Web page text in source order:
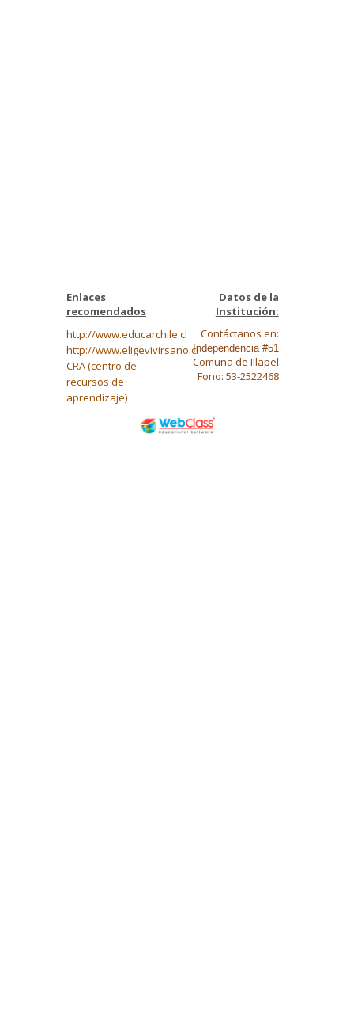
Enlaces
recomendados
http://www.educarchile.cl
http://www.eligevivirsano.cl
CRA (centro de
recursos de
aprendizaje)
Datos de la
Institución:
Contáctanos en:
Independencia #51
Comuna de Illapel
Fono: 53-2522468